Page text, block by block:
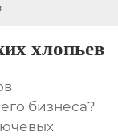
хлопьев
бизнеса?